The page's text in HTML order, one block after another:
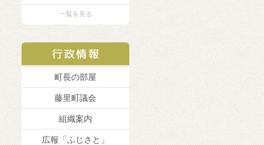
一覧を見る
町長の部屋
藤里町議会
組織案内
広報「ふじさと」